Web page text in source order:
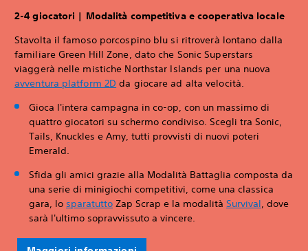
‎2-4 giocatori | Modalità competitiva e cooperativa locale
Stavolta il famoso porcospino blu si ritroverà lontano dalla
familiare Green Hill Zone, dato che Sonic Superstars
viaggerà nelle mistiche Northstar Islands per una nuova
avventura platform 2D da giocare ad alta velocità.
Gioca l'intera campagna in co-op, con un massimo di
quattro giocatori su schermo condiviso. Scegli tra Sonic,
Tails, Knuckles e Amy, tutti provvisti di nuovi poteri
Emerald.
Sfida gli amici grazie alla Modalità Battaglia composta da
una serie di minigiochi competitivi, come una classica
gara, lo sparatutto Zap Scrap e la modalità Survival, dove
sarà l'ultimo sopravvissuto a vincere.